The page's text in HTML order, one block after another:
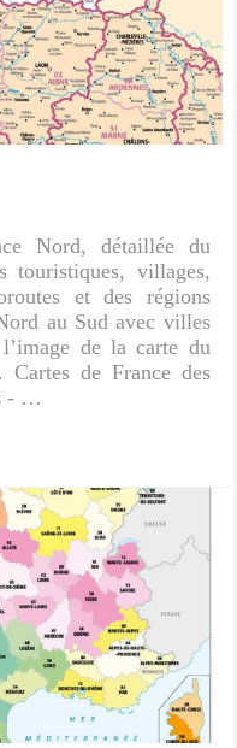
Nord, détaillée du
touristiques, villages,
et des régions
au Sud avec villes
de la carte du
de France des
- …